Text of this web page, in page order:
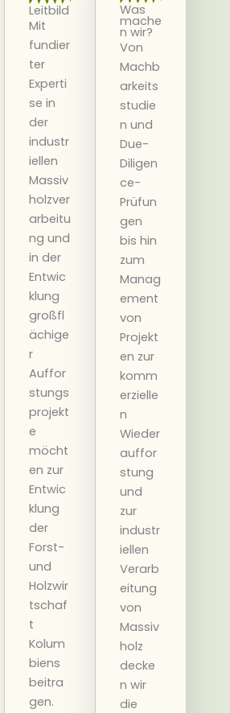
Leitbild
Mit
fundier
ter
Experti
se in
der
industr
iellen
Massiv
holzver
arbeitu
ng und
in der
Entwic
klung
großfl
ächige
r
Auffor
stungs
projekt
e
möcht
en zur
Entwic
klung
der
Forst-
und
Holzwir
tschaf
t
Kolum
biens
beitra
gen.
Was
mache
n wir?
Von
Machb
arkeits
studie
n und
Due-
Diligen
ce-
Prüfun
gen
bis hin
zum
Manag
ement
von
Projekt
en zur
komm
erzielle
n
Wieder
auffor
stung
und
zur
industr
iellen
Verarb
eitung
von
Massiv
holz
decke
n wir
die